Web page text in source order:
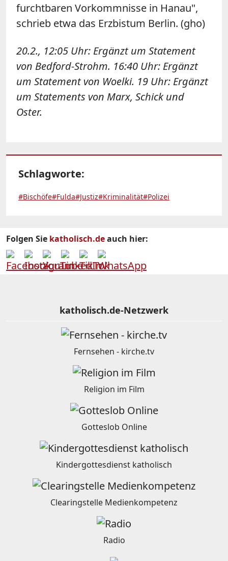
furchtbaren Vorkommnisse in Hanau",
schrieb etwa das Erzbistum Berlin. (gho)
20.2., 12:05 Uhr: Ergänzt um Statement
von Bedford-Strohm. 16:40 Uhr: Ergänzt
um Statement von Woelki. 19 Uhr: Ergänzt
um Statements von Marx, Schick und
Oster.
Schlagworte:
#Bischöfe#Fulda#Justiz#Kriminalität#Polizei
Folgen Sie katholisch.deauch hier:
katholisch.de-Netzwerk
Fernsehen - kirche.tv
Religion im Film
Gotteslob Online
Kindergottesdienst katholisch
Clearingstelle Medienkompetenz
Radio